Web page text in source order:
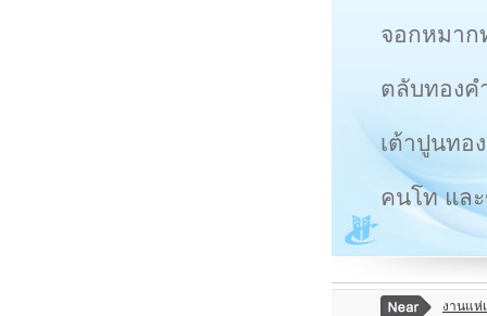
จอกหมาก
ตลับทองค
เต้าปูนทอ
คนโท แล
งานแห่